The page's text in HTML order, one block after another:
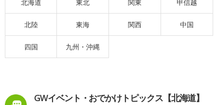
北海道 東北 関東 甲信越
北陸 東海 関西 中国
四国 九州・沖縄
GWイベント・おでかけトピックス【北海道】